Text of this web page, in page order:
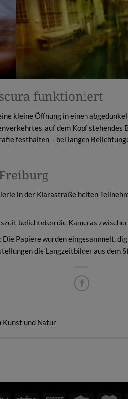
funktioniert
kleine Öffnung in einen
auf dem Kopf stehendes
festhalten – bei langen
in der Klarastraße holten
belichteten die Kameras
: Die Papiere wurden eingesammelt,
die Langzeitbilder aus dem
Kunst und Natur